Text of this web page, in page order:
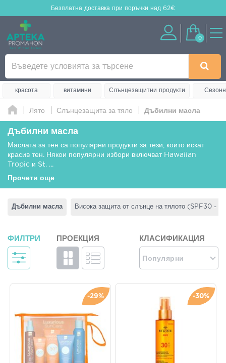
Безплатна доставка при поръчки над 62€
0
красота витамини Слънцезащитни продукти
Лято Слънцезащита за тяло Дъбилни масла
Дъбилни масла
Маслата за тен са популярни продукти за тези, които искат
красив тен. Някои популярни избори включват Hawaiian
Tropic и St. ...
Прочети още
Дъбилни масла Висока защита от слънце на тялото (SPF30 -
ФИЛТРИ ПРОЕКЦИЯ КЛАСИФИКАЦИЯ
Популярни
-29% -30%